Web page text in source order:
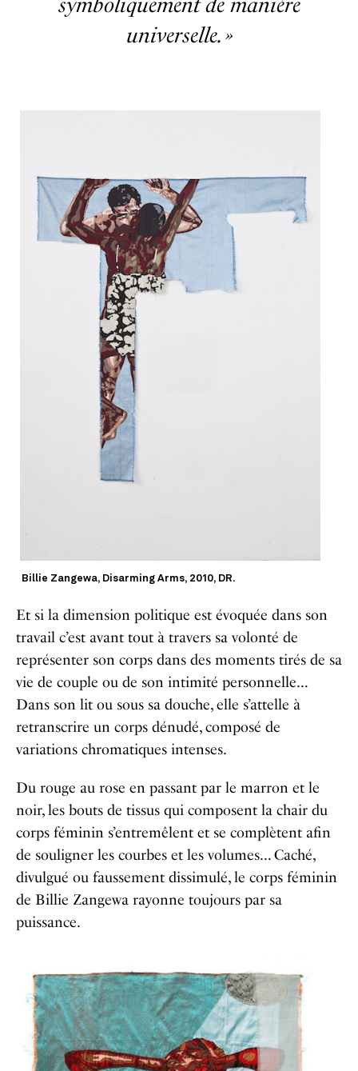
universelle. »
Billie Zangewa, Disarming Arms, 2010, DR.
Et si la dimension politique est évoquée dans son
travail c’est avant tout à travers sa volonté de
représenter son corps dans des moments tirés de sa
vie de couple ou de son intimité personnelle…
Dans son lit ou sous sa douche, elle s’attelle à
retranscrire un corps dénudé, composé de
variations chromatiques intenses.
Du rouge au rose en passant par le marron et le
noir, les bouts de tissus qui composent la chair du
corps féminin s’entremêlent et se complètent afin
de souligner les courbes et les volumes… Caché,
divulgué ou faussement dissimulé, le corps féminin
de Billie Zangewa rayonne toujours par sa
puissance.